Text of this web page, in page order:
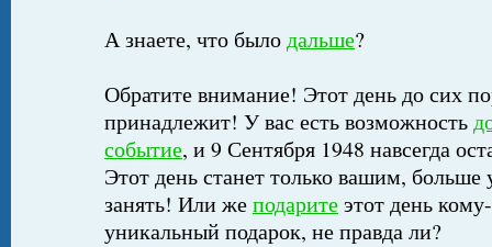
А знаете, что былодальше?
Обратите внимание! Этот день до сих
принадлежит! У вас есть возможность
событие, и 9 Сентября 1948 навсегда
Этот день станет только вашим,
занять! Или жеподаритеэтот день
уникальный подарок, не правда ли?